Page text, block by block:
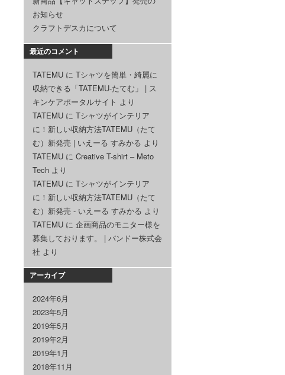
お知らせ
クラフトデスカについて
最近のコメント
TATEMU に Tシャツを簡単・綺麗に
収納できる「TATEMU-たてむ」 | ス
キンケアポータルサイト より
TATEMU に Tシャツがインテリア
に！新しい収納方法TATEMU（たて
む）新発売 | いえーる すみかる より
TATEMU に Creative T-shirt – Meto
Tech より
TATEMU に Tシャツがインテリア
に！新しい収納方法TATEMU（たて
む）新発売 - いえーる すみかる より
TATEMU に 企画商品のモニター様を
募集しております。 | バンドー株式会
社 より
アーカイブ
2024年6月
2023年5月
2019年5月
2019年2月
2019年1月
2018年11月